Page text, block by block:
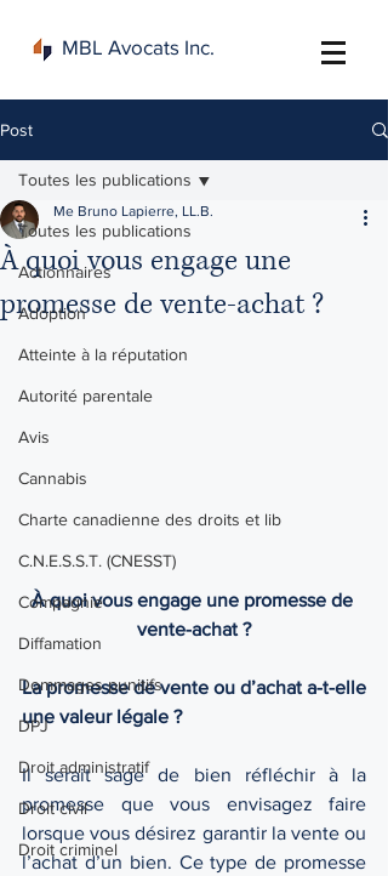
MBL Avocats Inc.
Post
Toutes les publications
Actionnaires
Adoption
Atteinte à la réputation
Autorité parentale
Avis
Cannabis
Charte canadienne des droits et lib
C.N.E.S.S.T. (CNESST)
Compagnie
Diffamation
Dommages punitifs
DPJ
Droit administratif
Droit civil
Droit criminel
Toutes les publications
À quoi vous engage une
promesse de vente-achat ?
Me Bruno Lapierre, LL.B.
À quoi vous engage une promesse de
vente-achat ?
La promesse de vente ou d’achat a-t-elle
une valeur légale ?
Il serait sage de bien réfléchir à la
promesse que vous envisagez faire
lorsque vous désirez garantir la vente ou
l’achat d’un bien. Ce type de promesse